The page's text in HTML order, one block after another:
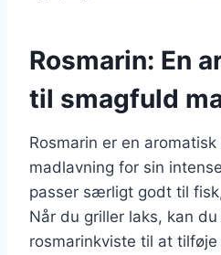
Rosmarin: En
til smagfuld
Rosmarin er en
madlavning for sin
passer særligt godt til
Når du griller laks, kan
rosmarinkviste til at